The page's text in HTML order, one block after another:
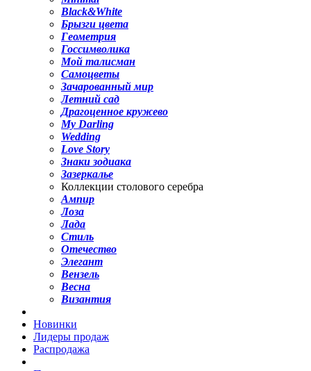
Black&White
Брызги цвета
Геометрия
Госсимволика
Мой талисман
Самоцветы
Зачарованный мир
Летний сад
Драгоценное кружево
My Darling
Wedding
Love Story
Знаки зодиака
Зазеркалье
Коллекции столового серебра
Ампир
Лоза
Лада
Стиль
Отечество
Элегант
Вензель
Весна
Византия
Новинки
Лидеры продаж
Распродажа